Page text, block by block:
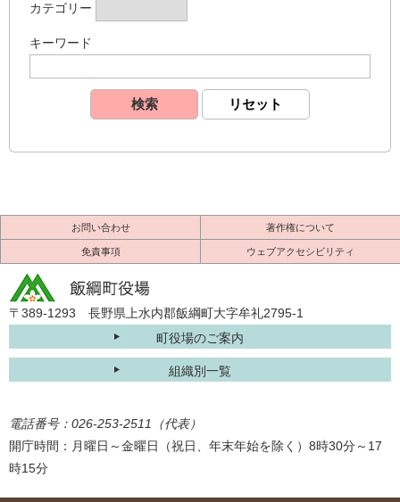
カテゴリー
キーワード
お問い合わせ 著作権について
免責事項 ウェブアクセシビリティ
〒389-1293 長野県上水内郡飯綱町大字牟礼2795-1
町役場のご案内
組織別一覧
電話番号：026-253-2511（代表）
開庁時間：月曜日～金曜日（祝日、年末年始を除く）8時30分～17
時15分